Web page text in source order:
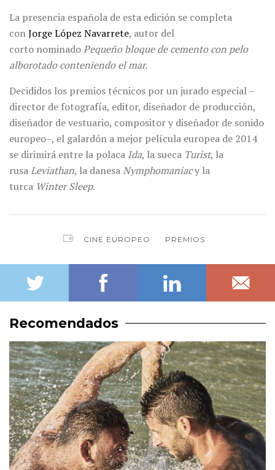
La presencia española de esta edición se completa
conJorge López Navarrete, autor del
corto nominadoPequeño bloque de cemento con pelo
alborotado conteniendo el mar.
Decididos los premios técnicos por un jurado especial –
director de fotografía, editor, diseñador de producción,
diseñador de vestuario, compositor y diseñador de sonido
europeo–, el galardón a mejor película europea de 2014
se dirimirá entre la polaca Ida, la sueca Turist, la
rusaLeviathan, la danesaNymphomaniacy la
turca Winter Sleep.
CINE EUROPEO PREMIOS
Recomendados